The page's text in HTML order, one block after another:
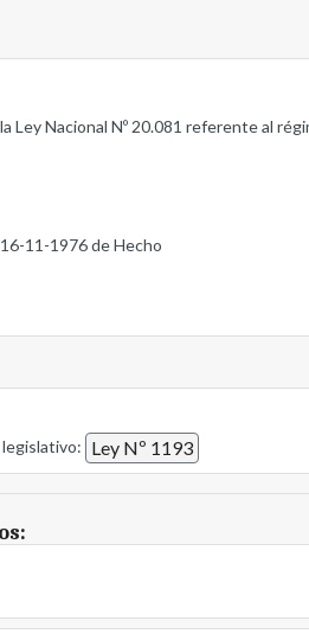
Ley Nacional Nº 20.081 referente al
11-1976 de Hecho
Ley Nº 1193